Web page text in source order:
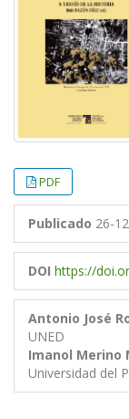
PDF
Publicado 26-
DOI https://
Antonio José
UNED
Imanol Merino
Universidad del